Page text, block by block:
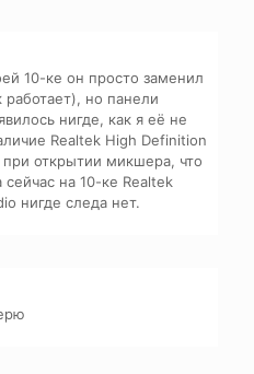
10-ке он просто заменил
работает), но панели
нигде, как я её не
Realtek High Definition
открытии микшера, что
сейчас на 10-ке Realtek
нигде следа нет.